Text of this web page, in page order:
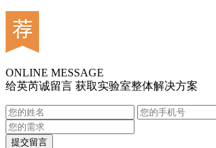
ONLINE MESSAGE
给英芮诚留言 获取实验室整体解决方案